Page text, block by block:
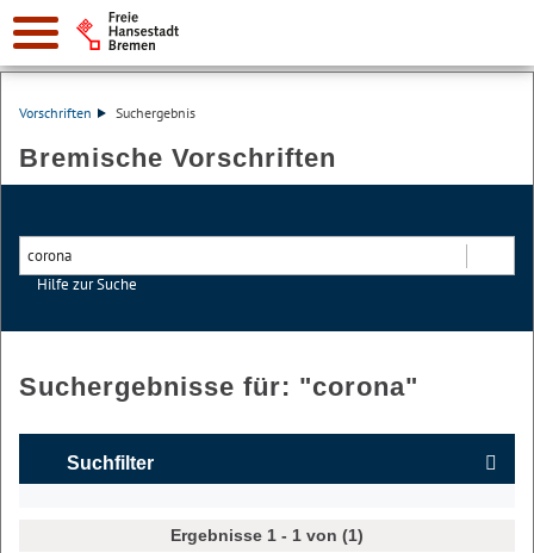
Vorschriften Suchergebnis
Bremische Vorschriften
Hilfe zur Suche
Suchergebnisse für: "corona"
Suchfilter
Ergebnisse 1 - 1 von (1)